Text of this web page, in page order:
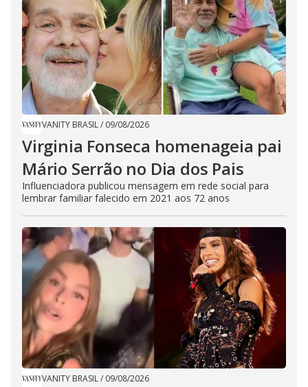
VANITY BRASIL/ 09/08/2026
Virginia Fonseca homenageia pai
Mário Serrão no Dia dos Pais
Influenciadora publicou mensagem em rede social para
lembrar familiar falecido em 2021 aos 72 anos
VANITY BRASIL/ 09/08/2026